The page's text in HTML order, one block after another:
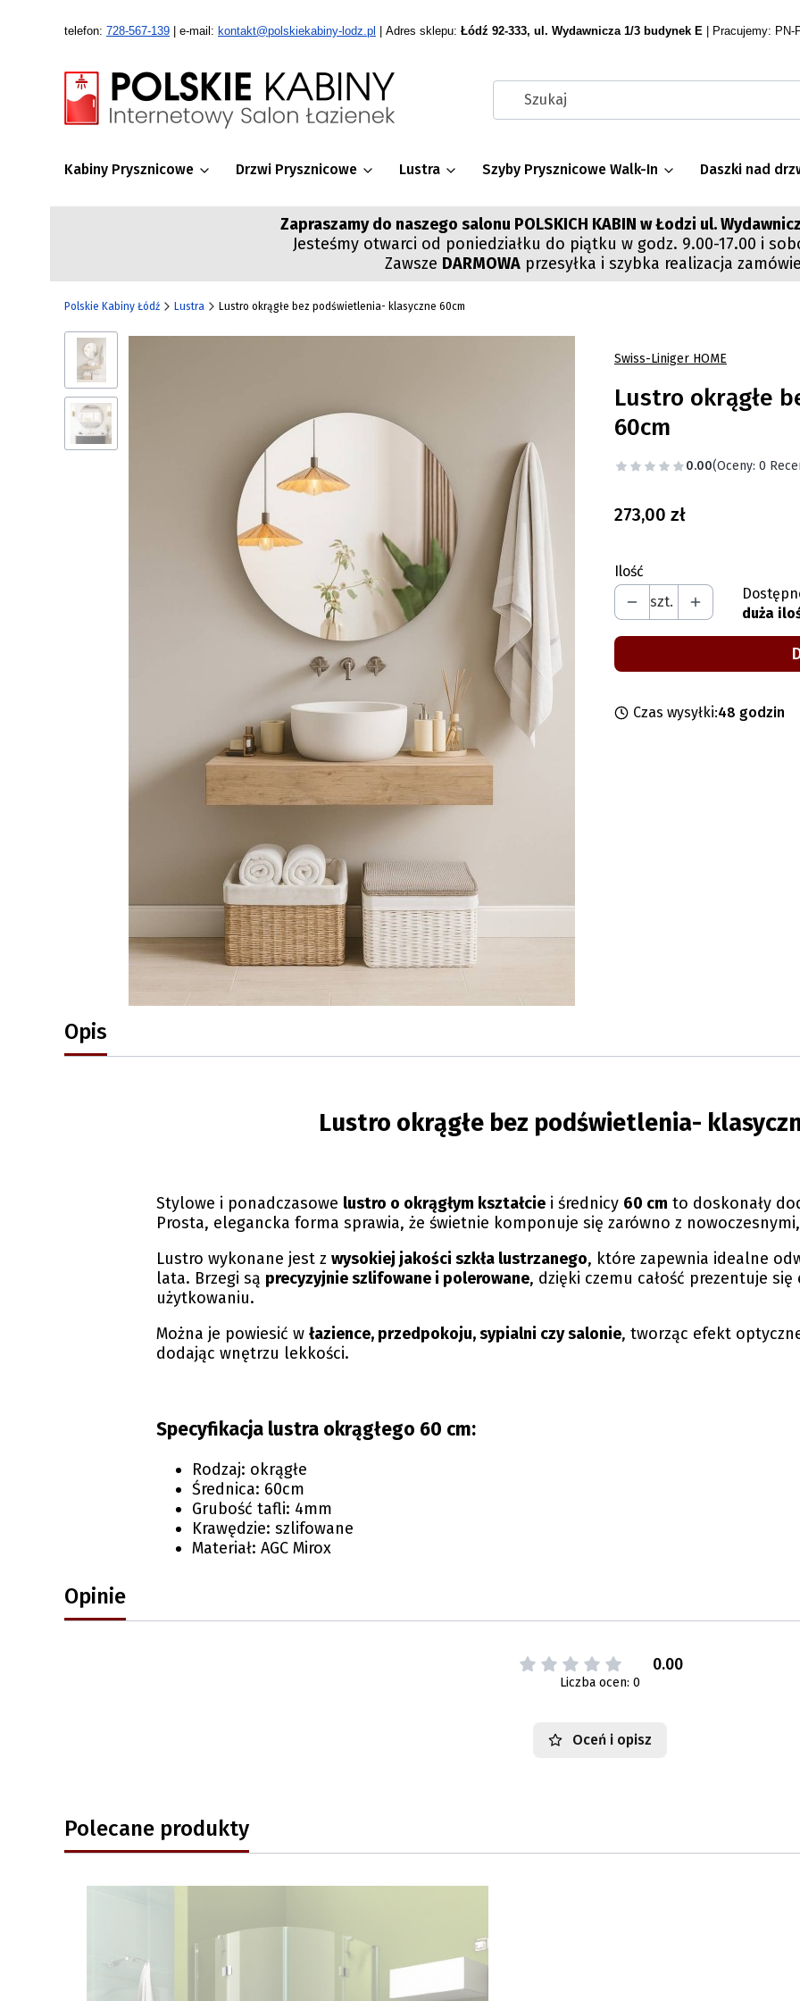
telefon: 728-567-139 | e-mail: kontakt@polskiekabiny-lodz.pl | Adres sklepu: Łódź 92-333, ul. Wydawnicza 1/3 budynek E | Pracujemy: PN-
Kabiny Prysznicowe Drzwi Prysznicowe Lustra Szyby Prysznicowe Walk-In Daszki nad
Zapraszamy do naszego salonu POLSKICH KABIN w Łodzi ul.
Jesteśmy otwarci od poniedziałku do piątku w godz. 9.00-17.00 i
Zawsze DARMOWAprzesyłka i szybka realizacja
Polskie Kabiny Łódź Lustra Lustro okrągłe bez podświetlenia- klasyczne 60cm
Swiss-Liniger HOME
Lustro okrągłe
60cm
0.00(Oceny: 0
Cena
273,00 zł
Ilość
szt.
duża
Czas wysyłki:48 godzin
Opis
Lustro okrągłe bez podświetlenia-
Stylowe i ponadczasowe lustro o okrągłym kształciei średnicy 60 cm to doskonały
Prosta, elegancka forma sprawia, że świetnie komponuje się zarówno z
Lustro wykonane jest z wysokiej jakości szkła lustrzanego, które zapewnia idealne
lata. Brzegi są precyzyjnie szlifowane i polerowane, dzięki czemu całość prezentuje
użytkowaniu.
Można je powiesić w łazience, przedpokoju, sypialni czy salonie, tworząc efekt
dodając wnętrzu lekkości.
Specyfikacja lustra okrągłego 60 cm:
Rodzaj: okrągłe
Średnica: 60cm
Grubość tafli: 4mm
Krawędzie: szlifowane
Materiał: AGC Mirox
Opinie
0.00
Liczba ocen: 0
Oceń i opisz
Polecane produkty